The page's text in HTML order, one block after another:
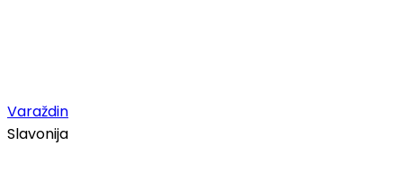
Varaždin
Slavonija